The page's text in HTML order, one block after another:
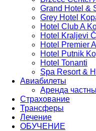
Grand Hotel &
Grey Hotel
Hotel Club A
Hotel Kraljevi
Hotel Premier
Hotel Putnik
Hotel Tonanti
Spa Resort &
Авиабилеты
Аренда
Страхование
Трансферы
Лечение
ОБУЧЕНИЕ